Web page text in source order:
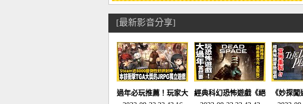
[最新影音分享]
過年必玩推薦！玩家大
經典科幻恐怖遊戲《絕
《妙探